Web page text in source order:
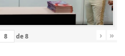
de8 › »